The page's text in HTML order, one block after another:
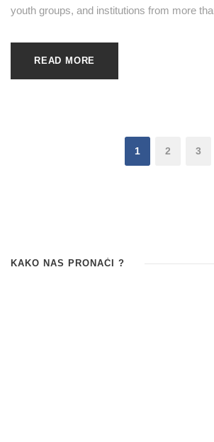
youth groups, and institutions from more
READ MORE
1 2 3
KAKO NAS PRONAĆI ?